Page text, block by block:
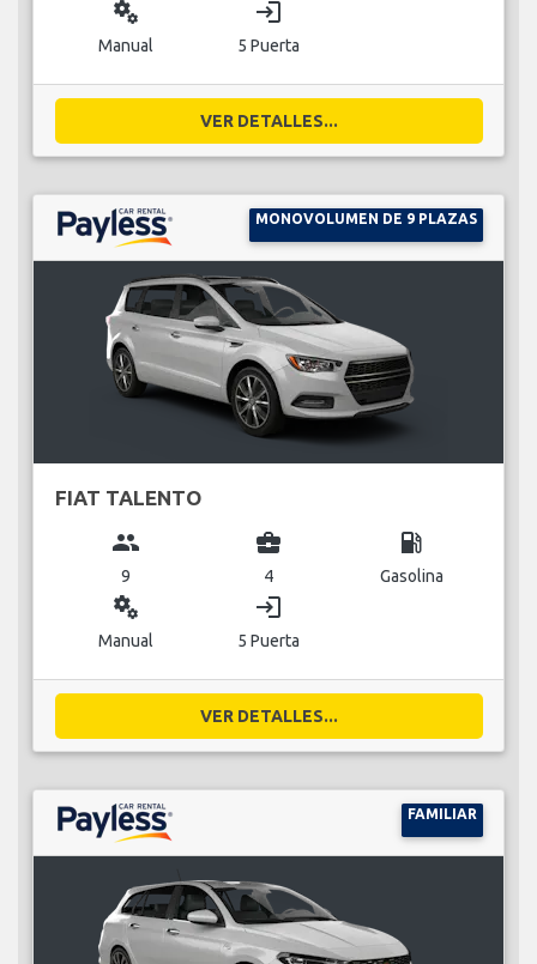
miscellaneous_services
Manual
login
5 Puerta
VER DETALLES...
MONOVOLUMEN DE 9 PLAZAS
FIAT TALENTO
group
9
business_center
4
local_gas_station
Gasolina
miscellaneous_services
Manual
login
5 Puerta
VER DETALLES...
FAMILIAR